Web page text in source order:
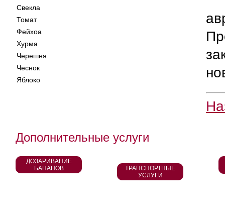
Свекла
Томат
Фейхоа
Хурма
Черешня
Чеснок
Яблоко
Дополнительные услуги
ДОЗАРИВАНИЕ
БАНАНОВ
ТРАНСПОРТНЫЕ
УСЛУГИ